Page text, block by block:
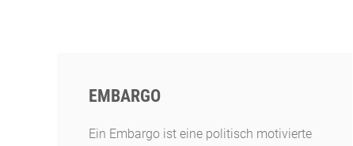
EMBARGO
Ein Embargo ist eine politisch motivierte